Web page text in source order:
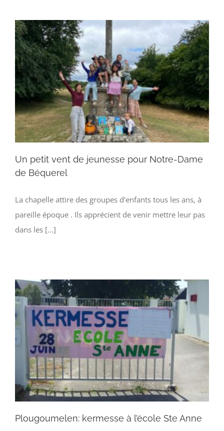
Un petit vent de jeunesse pour Notre-Dame
de Béquerel
La chapelle attire des groupes d'enfants tous les ans, à
pareille époque . Ils apprécient de venir mettre leur pas
dans les [...]
Plougoumelen: kermesse à l’école Ste Anne